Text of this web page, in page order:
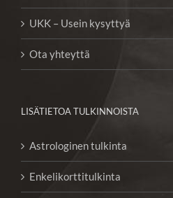
UKK – Usein kysyttyä
Ota yhteyttä
LISÄTIETOA TULKINNOISTA
Astrologinen tulkinta
Enkelikorttitulkinta